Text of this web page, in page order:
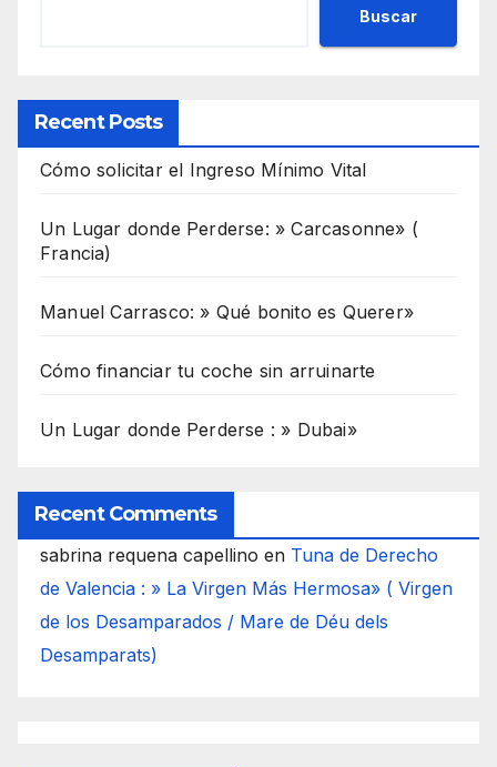
Buscar
Recent Posts
Cómo solicitar el Ingreso Mínimo Vital
Un Lugar donde Perderse: » Carcasonne» (
Francia)
Manuel Carrasco: » Qué bonito es Querer»
Cómo financiar tu coche sin arruinarte
Un Lugar donde Perderse : » Dubai»
Recent Comments
sabrina requena capellino en Tuna de Derecho
de Valencia : » La Virgen Más Hermosa» ( Virgen
de los Desamparados / Mare de Déu dels
Desamparats)